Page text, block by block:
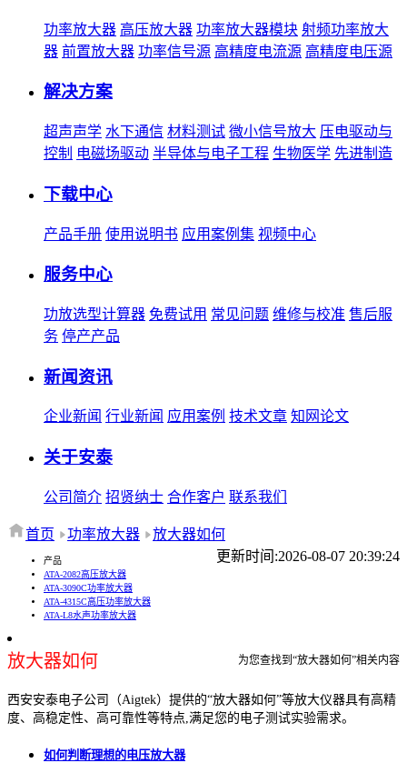
功率放大器 高压放大器 功率放大器模块 射频功率放大
器 前置放大器 功率信号源 高精度电流源 高精度电压源
解决方案
超声声学 水下通信 材料测试 微小信号放大 压电驱动与
控制 电磁场驱动 半导体与电子工程 生物医学 先进制造
下载中心
产品手册 使用说明书 应用案例集 视频中心
服务中心
功放选型计算器 免费试用 常见问题 维修与校准 售后服
务 停产产品
新闻资讯
企业新闻 行业新闻 应用案例 技术文章 知网论文
关于安泰
公司简介 招贤纳士 合作客户 联系我们
首页 功率放大器
放大器如何
更新时间:2026-08-07 20:39:24
产品
ATA-2082高压放大器
ATA-3090C功率放大器
ATA-4315C高压功率放大器
ATA-L8水声功率放大器
放大器如何 为您查找到“放大器如何”相关内容
西安安泰电子公司（Aigtek）提供的“放大器如何”等放大仪器具有高精
度、高稳定性、高可靠性等特点,满足您的电子测试实验需求。
如何判断理想的电压放大器